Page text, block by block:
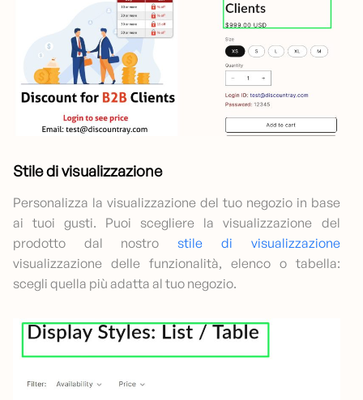
Stile di visualizzazione
Personalizza la visualizzazione del tuo negozio in base
ai tuoi gusti. Puoi scegliere la visualizzazione del
prodotto dal nostrostile di visualizzazione
visualizzazione delle funzionalità, elenco o tabella:
scegli quella più adatta al tuo negozio.